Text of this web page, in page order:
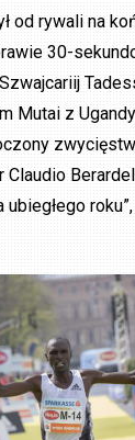
od rywali na
30-
Mutai z